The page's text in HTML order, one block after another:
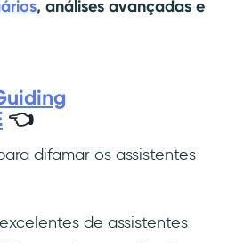
, análises avançadas e
👈
difamar os assistentes
de assistentes